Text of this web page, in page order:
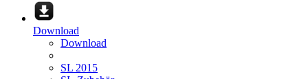
Download
Download
SL 2015